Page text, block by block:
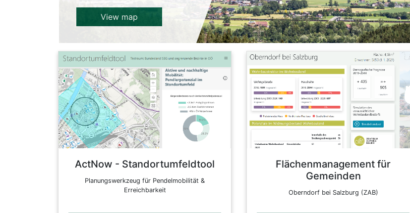
View map
ActNow - Standortumfeldtool
Planungswerkzeug für Pendelmobilität &
Erreichbarkeit
Details
Dieses Planungswerkzeug (Standortumfeldtool) ist
Teil des Forschungsprojektes ActNow (Allianz
Aktive Mobilität). Es richtet sich an alle, die sich
eine Übersicht zu einem bestimmten Standort
hinsichtlich Pendelmobilität, Erreichbarkeit von
Infrastrukturen sowie Stärken und Schwächen in
Bezug auf aktive und nachhaltige Pendelwege
verschaffen möchten.
Flächenmanagement für
Gemeinden
Oberndorf bei Salzburg (ZAB)
Details
Auswertungen und Informationen zu
Wohnbaustruktur im Wohnbauland, Potenziale im
Widmungsbestand Wohnbauland und
Demografische Prognose 2019-2044.
Back